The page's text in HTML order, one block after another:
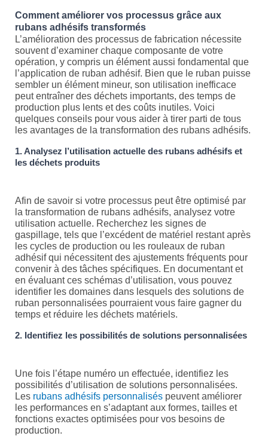
Comment améliorer vos processus grâce aux
rubans adhésifs transformés
L’amélioration des processus de fabrication nécessite
souvent d’examiner chaque composante de votre
opération, y compris un élément aussi fondamental que
l’application de ruban adhésif. Bien que le ruban puisse
sembler un élément mineur, son utilisation inefficace
peut entraîner des déchets importants, des temps de
production plus lents et des coûts inutiles. Voici
quelques conseils pour vous aider à tirer parti de tous
les avantages de la transformation des rubans adhésifs.
1. Analysez l’utilisation actuelle des rubans adhésifs et
les déchets produits
Afin de savoir si votre processus peut être optimisé par
la transformation de rubans adhésifs, analysez votre
utilisation actuelle. Recherchez les signes de
gaspillage, tels que l’excédent de matériel restant après
les cycles de production ou les rouleaux de ruban
adhésif qui nécessitent des ajustements fréquents pour
convenir à des tâches spécifiques. En documentant et
en évaluant ces schémas d’utilisation, vous pouvez
identifier les domaines dans lesquels des solutions de
ruban personnalisées pourraient vous faire gagner du
temps et réduire les déchets matériels.
2. Identifiez les possibilités de solutions personnalisées
Une fois l’étape numéro un effectuée, identifiez les
possibilités d’utilisation de solutions personnalisées.
Les rubans adhésifs personnalisés peuvent améliorer
les performances en s’adaptant aux formes, tailles et
fonctions exactes optimisées pour vos besoins de
production.